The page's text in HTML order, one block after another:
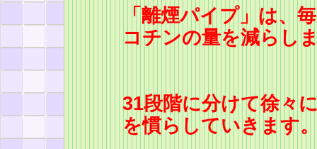
「離煙パイプ」は、
コチンの量を減らし
31段階に分けて徐々
を慣らしていきます